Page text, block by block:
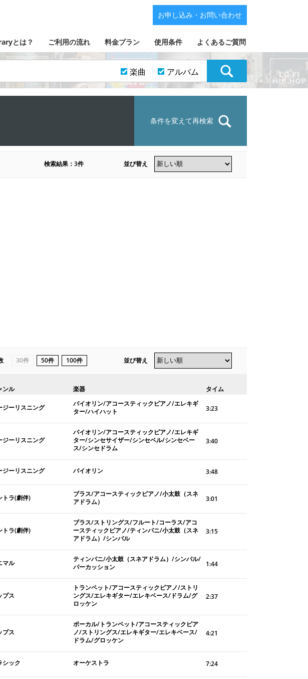
とは？ ご利用の流れ 料金プラン 使用条件 よくあるご質問
お申し込み・お問い合わせ
楽曲 アルバム
条件を変えて再検索
検索結果：3件 並び替え
30件 50件 100件 並び替え
ンル 楽器 タイム
ジーリスニング
バイオリン/アコースティックピアノ/エレキギ
ター/ハイハット
3:23
ジーリスニング
バイオリン/アコースティックピアノ/エレキギ
ター/シンセサイザー/シンセベル/シンセベー
ス/シンセドラム
3:40
ジーリスニング バイオリン 3:48
トラ(劇伴)
ブラス/アコースティックピアノ/小太鼓（スネ
アドラム）
3:01
トラ(劇伴)
ブラス/ストリングス/フルート/コーラス/アコ
ースティックピアノ/ティンパニ/小太鼓（スネ
アドラム）/シンバル
3:15
マル
ティンパニ/小太鼓（スネアドラム）/シンバル/
パーカッション
1:44
プス
トランペット/アコースティックピアノ/ストリ
ングス/エレキギター/エレキベース/ドラム/グ
ロッケン
2:37
プス
ボーカル/トランペット/アコースティックピア
ノ/ストリングス/エレキギター/エレキベース/
ドラム/グロッケン
4:21
シック オーケストラ 7:24